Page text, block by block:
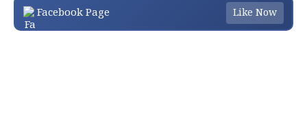
Facebook Page Like Now